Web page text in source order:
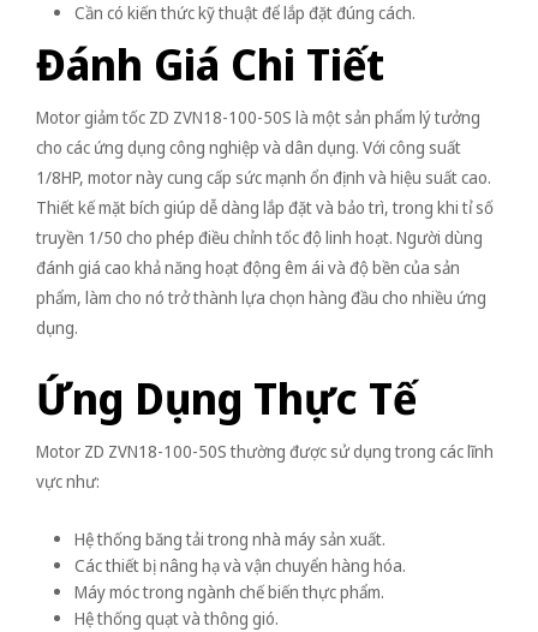
Cần có kiến thức kỹ thuật để lắp đặt đúng cách.
Đánh Giá Chi Tiết
Motor giảm tốc ZD ZVN18-100-50S là một sản phẩm lý tưởng
cho các ứng dụng công nghiệp và dân dụng. Với công suất
1/8HP, motor này cung cấp sức mạnh ổn định và hiệu suất cao.
Thiết kế mặt bích giúp dễ dàng lắp đặt và bảo trì, trong khi tỉ số
truyền 1/50 cho phép điều chỉnh tốc độ linh hoạt. Người dùng
đánh giá cao khả năng hoạt động êm ái và độ bền của sản
phẩm, làm cho nó trở thành lựa chọn hàng đầu cho nhiều ứng
dụng.
Ứng Dụng Thực Tế
Motor ZD ZVN18-100-50S thường được sử dụng trong các lĩnh
vực như:
Hệ thống băng tải trong nhà máy sản xuất.
Các thiết bị nâng hạ và vận chuyển hàng hóa.
Máy móc trong ngành chế biến thực phẩm.
Hệ thống quạt và thông gió.